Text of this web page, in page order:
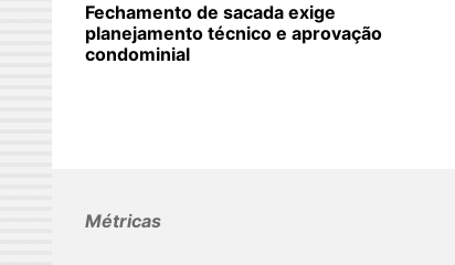
Fechamento de sacada exige
planejamento técnico e aprovação
condominial
Métricas